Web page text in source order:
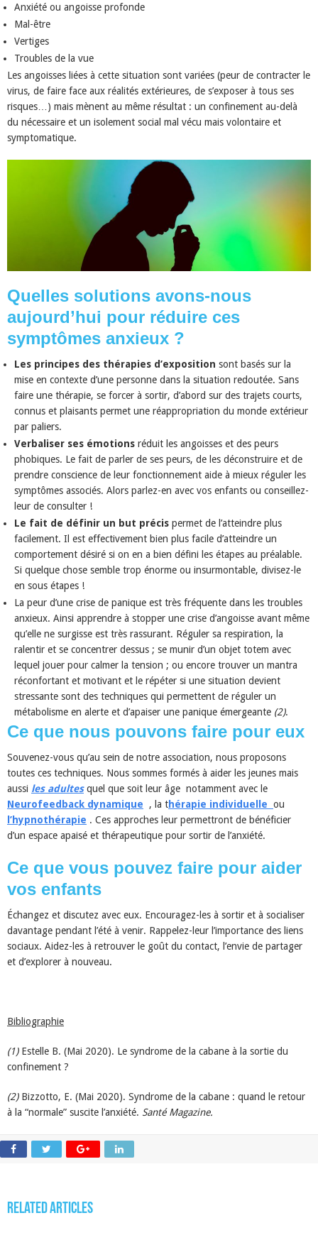
Anxiété ou angoisse profonde
Mal-être
Vertiges
Troubles de la vue
Les angoisses liées à cette situation sont variées (peur de contracter le
virus, de faire face aux réalités extérieures, de s’exposer à tous ses
risques…) mais mènent au même résultat : un confinement au-delà
du nécessaire et un isolement social mal vécu mais volontaire et
symptomatique.
Quelles solutions avons-nous
aujourd’hui pour réduire ces
symptômes anxieux ?
Les principes des thérapies d’exposition sont basés sur la
mise en contexte d’une personne dans la situation redoutée. Sans
faire une thérapie, se forcer à sortir, d’abord sur des trajets courts,
connus et plaisants permet une réappropriation du monde extérieur
par paliers.
Verbaliser ses émotions réduit les angoisses et des peurs
phobiques. Le fait de parler de ses peurs, de les déconstruire et de
prendre conscience de leur fonctionnement aide à mieux réguler les
symptômes associés. Alors parlez-en avec vos enfants ou conseillez-
leur de consulter !
Le fait de définir un but précis permet de l’atteindre plus
facilement. Il est effectivement bien plus facile d’atteindre un
comportement désiré si on en a bien défini les étapes au préalable.
Si quelque chose semble trop énorme ou insurmontable, divisez-le
en sous étapes !
La peur d’une crise de panique est très fréquente dans les troubles
anxieux. Ainsi apprendre à stopper une crise d’angoisse avant même
qu’elle ne surgisse est très rassurant. Réguler sa respiration, la
ralentir et se concentrer dessus ; se munir d’un objet totem avec
lequel jouer pour calmer la tension ; ou encore trouver un mantra
réconfortant et motivant et le répéter si une situation devient
stressante sont des techniques qui permettent de réguler un
métabolisme en alerte et d’apaiser une panique émergeante (2).
Ce que nous pouvons faire pour eux
Souvenez-vous qu’au sein de notre association, nous proposons
toutes ces techniques. Nous sommes formés à aider les jeunes mais
aussi les adultesquel que soit leur âge notamment avec le
Neurofeedback dynamique , la thérapie individuelle ou
l’hypnothérapie . Ces approches leur permettront de bénéficier
d’un espace apaisé et thérapeutique pour sortir de l’anxiété.
Ce que vous pouvez faire pour aider
vos enfants
Échangez et discutez avec eux. Encouragez-les à sortir et à socialiser
davantage pendant l’été à venir. Rappelez-leur l’importance des liens
sociaux. Aidez-les à retrouver le goût du contact, l’envie de partager
et d’explorer à nouveau.
Bibliographie
(1)Estelle B. (Mai 2020). Le syndrome de la cabane à la sortie du
confinement ?
(2) Bizzotto, E. (Mai 2020). Syndrome de la cabane : quand le retour
à la “normale” suscite l’anxiété. Santé Magazine.
Related Articles